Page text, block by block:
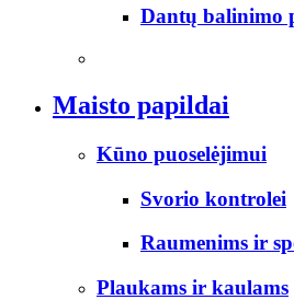
Dantų balinimo
Maisto papildai
Kūno puoselėjimui
Svorio kontrolei
Raumenims ir
Plaukams ir kaulams